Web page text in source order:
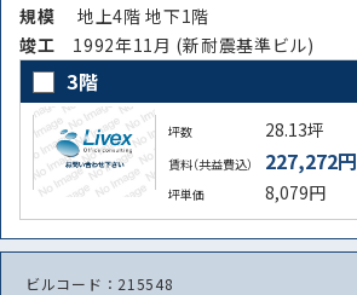
規模
地上4階 地下1階
竣⼯ 1992年11月 (新耐震基準ビル)
3階
坪数 28.13坪
賃料（共益費込） 227,272円
坪単価 8,079円
ビルコード：215548